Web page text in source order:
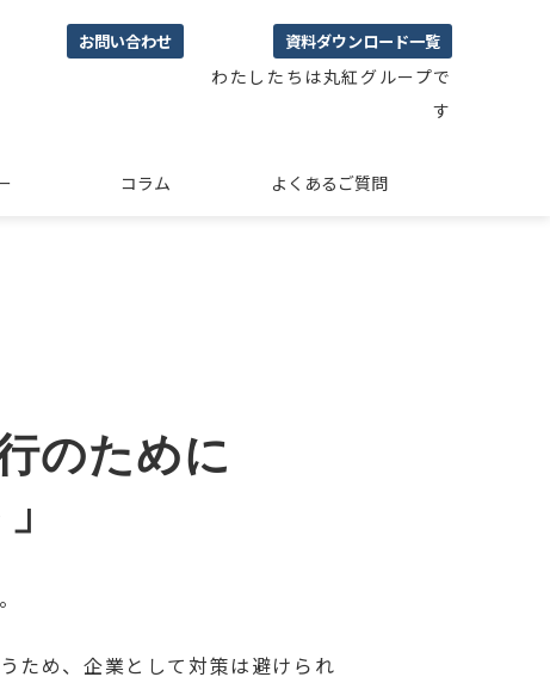
お問い合わせ 資料ダウンロード一覧
わたしたちは丸紅グループで
す
コラム よくあるご質問
のために
ため、企業として対策は避けられ